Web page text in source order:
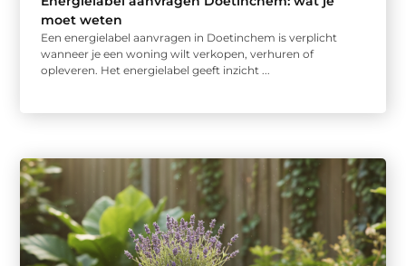
moet weten
Een energielabel aanvragen in Doetinchem is verplicht
wanneer je een woning wilt verkopen, verhuren of
opleveren. Het energielabel geeft inzicht ...